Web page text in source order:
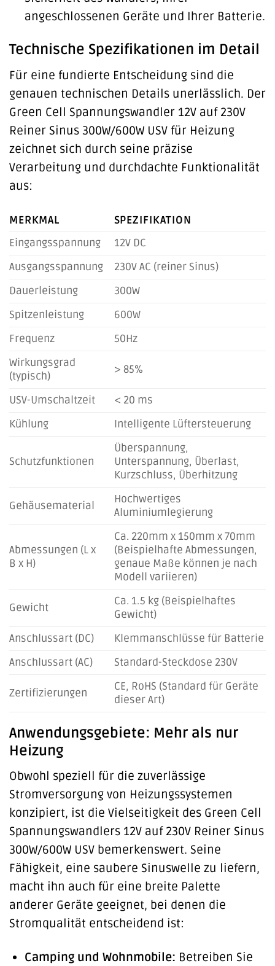
angeschlossenen Geräte und Ihrer Batterie.
Technische Spezifikationen im Detail
Für eine fundierte Entscheidung sind die
genauen technischen Details unerlässlich. Der
Green Cell Spannungswandler 12V auf 230V
Reiner Sinus 300W/600W USV für Heizung
zeichnet sich durch seine präzise
Verarbeitung und durchdachte Funktionalität
aus:
MERKMAL
SPEZIFIKATION
Eingangsspannung
12V DC
Ausgangsspannung
230V AC (reiner Sinus)
Dauerleistung
300W
Spitzenleistung
600W
Frequenz
50Hz
Wirkungsgrad
(typisch)
> 85%
USV-Umschaltzeit
< 20 ms
Kühlung
Intelligente Lüftersteuerung
Schutzfunktionen
Überspannung,
Unterspannung, Überlast,
Kurzschluss, Überhitzung
Gehäusematerial
Hochwertiges
Aluminiumlegierung
Abmessungen (L x
B x H)
Ca. 220mm x 150mm x 70mm
(Beispielhafte Abmessungen,
genaue Maße können je nach
Modell variieren)
Gewicht
Ca. 1.5 kg (Beispielhaftes
Gewicht)
Anschlussart (DC)
Klemmanschlüsse für Batterie
Anschlussart (AC)
Standard-Steckdose 230V
Zertifizierungen
CE, RoHS (Standard für Geräte
dieser Art)
Anwendungsgebiete: Mehr als nur
Heizung
Obwohl speziell für die zuverlässige
Stromversorgung von Heizungssystemen
konzipiert, ist die Vielseitigkeit des Green Cell
Spannungswandlers 12V auf 230V Reiner Sinus
300W/600W USV bemerkenswert. Seine
Fähigkeit, eine saubere Sinuswelle zu liefern,
macht ihn auch für eine breite Palette
anderer Geräte geeignet, bei denen die
Stromqualität entscheidend ist:
Camping und Wohnmobile: Betreiben Sie